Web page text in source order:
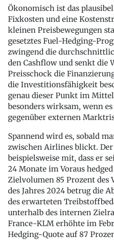
Ökonomisch ist das
Fixkosten und eine
kleinen Preisbewegungen
gesetztes Fuel-Hedging-
zwingend die
den Cashflow und senkt die
Preisschock die
die Investitionsfähigkeit
genau dieser Punkt im
besonders wirksam, wenn
gegenüber externen
Spannend wird es, sobald
zwischen Airlines blickt.
beispielsweise mit, dass er
24 Monate im Voraus
Zielvolumen 85 Prozent des
des Jahres 2024 betrug die
des erwarteten
unterhalb des internen
France-KLM erhöhte im
Hedging-Quote auf 87